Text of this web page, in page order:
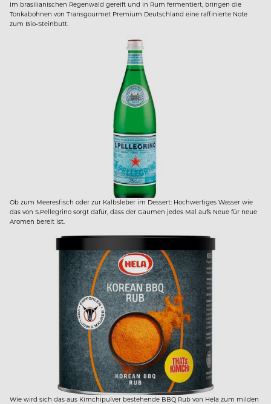
Im brasilianischen Regenwald gereift und in Rum fermentiert, bringen die
Tonkabohnen von Transgourmet Premium Deutschland eine raffinierte Note
zum Bio-Steinbutt.
Ob zum Meeresfisch oder zur Kalbsleber im Dessert: Hochwertiges Wasser wie
das von S.Pellegrino sorgt dafür, dass der Gaumen jedes Mal aufs Neue für neue
Aromen bereit ist.
Wie wird sich das aus Kimchipulver bestehende BBQ Rub von Hela zum milden